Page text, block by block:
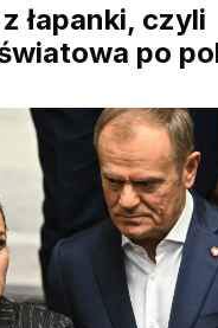
łapanki, czyli
po